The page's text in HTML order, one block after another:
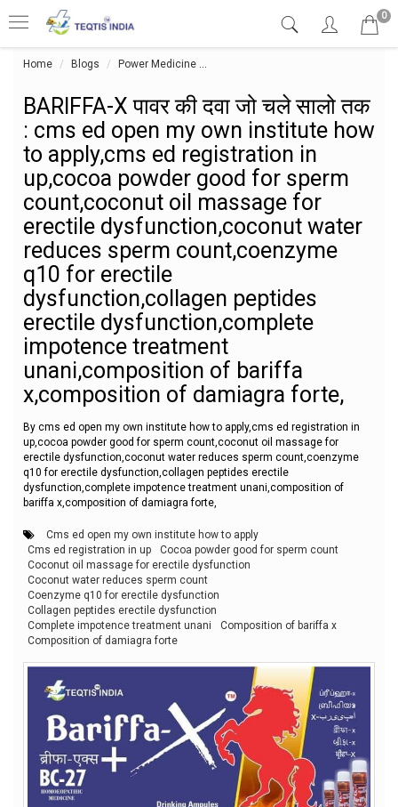
0
Home Blogs Power Medicine
BARIFFA-X पावर की दवा जो चले सालो तक
: cms ed open my own institute how
to apply,cms ed registration in
up,cocoa powder good for sperm
count,coconut oil massage for
erectile dysfunction,coconut water
reduces sperm count,coenzyme
q10 for erectile
dysfunction,collagen peptides
erectile dysfunction,complete
impotence treatment
unani,composition of bariffa
x,composition of damiagra forte,
By cms ed open my own institute how to apply,cms ed registration in
up,cocoa powder good for sperm count,coconut oil massage for
erectile dysfunction,coconut water reduces sperm count,coenzyme
q10 for erectile dysfunction,collagen peptides erectile
dysfunction,complete impotence treatment unani,composition of
bariffa x,composition of damiagra forte,
Cms ed open my own institute how to apply
Cms ed registration in up
Cocoa powder good for sperm count
Coconut oil massage for erectile dysfunction
Coconut water reduces sperm count
Coenzyme q10 for erectile dysfunction
Collagen peptides erectile dysfunction
Complete impotence treatment unani
Composition of bariffa x
Composition of damiagra forte